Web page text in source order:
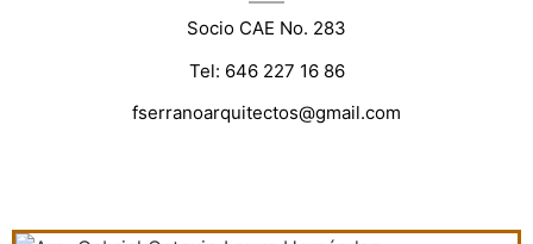
Socio CAE No. 283
Tel: 646 227 16 86
fserranoarquitectos@gmail.com